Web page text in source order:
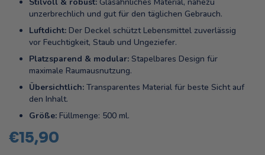
unzerbrechlich und gut für den täglichen Gebrauch.
Luftdicht: Der Deckel schützt Lebensmittel zuverlässig
vor Feuchtigkeit, Staub und Ungeziefer.
Platzsparend & modular: Stapelbares Design für
maximale Raumausnutzung.
Übersichtlich: Transparentes Material für beste Sicht auf
den Inhalt.
Größe: Füllmenge: 500 ml.
€15,90